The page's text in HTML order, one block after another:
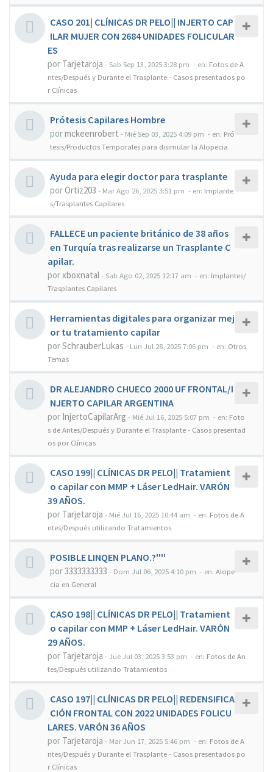
CASO 201| CLÍNICAS DR PELO|| INJERTO CAP
ILAR MUJER CON 2684 UNIDADES FOLICULAR
ES
por Tarjetaroja - Sab Sep 13, 2025 3:28 pm - en: Fotos de A
ntes/Después y Durante el Trasplante - Casos presentados po
r Clínicas
Prótesis Capilares Hombre
pormckeenrobert - Mié Sep 03, 2025 4:09 pm - en: Pró
tesis/Productos Temporales para disimular la Alopecia
Ayuda para elegir doctor para trasplante
porOrtiz203 - Mar Ago 26, 2025 3:51 pm - en: Implante
s/Trasplantes Capilares
FALLECE un paciente británico de 38 años
en Turquía tras realizarse un Trasplante C
apilar.
porxboxnatal- Sab Ago 02, 2025 12:17 am - en: Implantes/
Trasplantes Capilares
Herramientas digitales para organizar mej
or tu tratamiento capilar
porSchrauberLukas - Lun Jul 28, 2025 7:06 pm - en: Otros
Temas
DR ALEJANDRO CHUECO 2000 UF FRONTAL/I
NJERTO CAPILAR ARGENTINA
por InjertoCapilarArg - Mié Jul 16, 2025 5:07 pm - en: Foto
s de Antes/Después y Durante el Trasplante - Casos presentad
os por Clínicas
CASO 199|| CLÍNICAS DR PELO|| Tratamient
o capilar con MMP + Láser LedHair. VARÓN
39 AÑOS.
por Tarjetaroja - Mié Jul 16, 2025 10:44 am - en: Fotos de A
ntes/Después utilizando Tratamientos
POSIBLE LINQEN PLANO.?''''
por3333333333 - Dom Jul 06, 2025 4:10 pm - en: Alope
cia en General
CASO 198|| CLÍNICAS DR PELO|| Tratamient
o capilar con MMP + Láser LedHair. VARÓN
29 AÑOS.
por Tarjetaroja -Jue Jul 03, 2025 3:53 pm - en: Fotos de An
tes/Después utilizando Tratamientos
CASO 197|| CLÍNICAS DR PELO|| REDENSIFICA
CIÓN FRONTAL CON 2022 UNIDADES FOLICU
LARES. VARÓN 36 AÑOS
por Tarjetaroja - Mar Jun 17, 2025 5:46 pm - en: Fotos de A
ntes/Después y Durante el Trasplante - Casos presentados po
r Clínicas